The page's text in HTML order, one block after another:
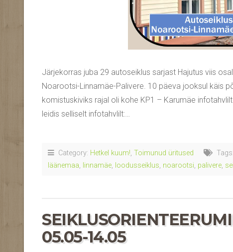
Järjekorras juba 29 autoseiklus sarjast Hajutus viis
Noarootsi-Linnamäe-Palivere. 10 päeva jooksul käis
komistuskiviks rajal oli kohe KP1 – Karumäe
leidis selliselt infotahvlilt:…
Category: Hetkel kuum!, Toimunud üritused Tags:
läänemaa, linnamäe, loodusseiklus, noarootsi, palivere,
05.05-14.05